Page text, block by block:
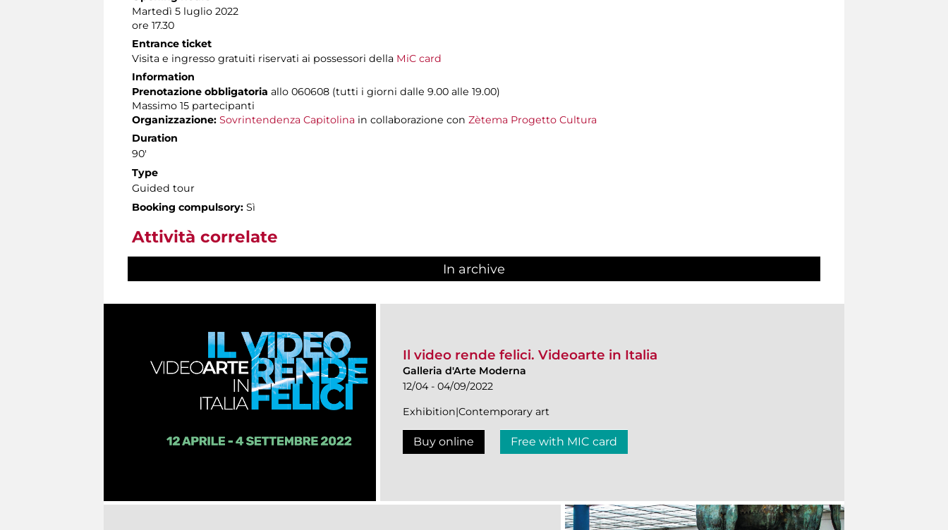
Martedì 5 luglio 2022
ore 17.30
Entrance ticket
Visita e ingresso gratuiti riservati ai possessori della MiC card
Information
Prenotazione obbligatoria allo 060608 (tutti i giorni dalle 9.00 alle 19.00)
Massimo 15 partecipanti
Organizzazione: Sovrintendenza Capitolina in collaborazione con Zètema Progetto Cultura
Duration
90'
Type
Guided tour
Booking compulsory: Sì
Attività correlate
In archive
Il video rende felici. Videoarte in Italia
Galleria d'Arte Moderna
12/04 - 04/09/2022
Exhibition|Contemporary art
Buy online Free with MIC card